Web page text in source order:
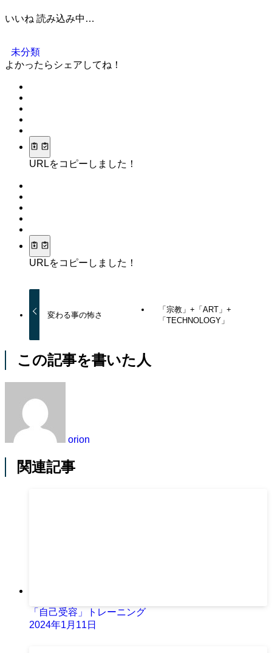
いいね 読み込み中…
未分類
よかったらシェアしてね！
URLをコピーしました！
URLをコピーしました！
変わる事の怖さ
「宗教」+「ART」+
「TECHNOLOGY」
この記事を書いた人
orion
関連記事
「自己受容」トレーニング
2024年1月11日